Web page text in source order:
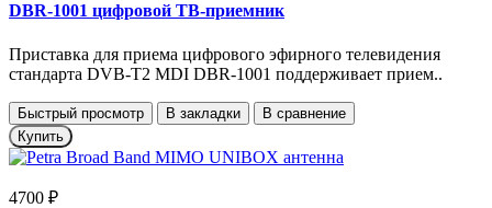
DBR-1001 цифровой ТВ-приемник
Приставка для приема цифрового эфирного телевидения
стандарта DVB-T2 MDI DBR-1001 поддерживает прием..
Быстрый просмотр В закладки
В сравнение
Купить
4700 ₽